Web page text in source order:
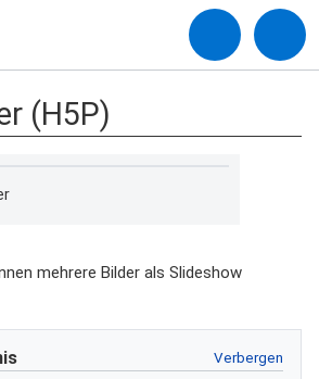
(H5P)
mehrere Bilder als Slideshow